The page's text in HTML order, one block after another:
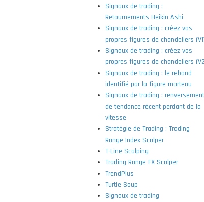
Signaux de trading :
Retournements Heikin Ashi
Signaux de trading : créez vos
propres figures de chandeliers
Signaux de trading : créez vos
propres figures de chandeliers
Signaux de trading : le rebond
identifié par la figure marteau
Signaux de trading : renversement
de tendance récent perdant de la
vitesse
Stratégie de Trading : Trading
Range Index Scalper
T-Line Scalping
Trading Range FX Scalper
TrendPlus
Turtle Soup
Signaux de trading